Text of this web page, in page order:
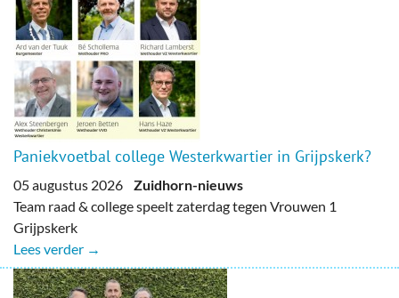
Paniekvoetbal college Westerkwartier in Grijpskerk?
05 augustus 2026 Zuidhorn-nieuws
Team raad & college speelt zaterdag tegen Vrouwen 1
Grijpskerk
Lees verder →